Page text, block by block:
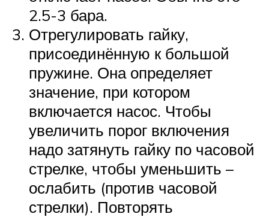
2.5-3 бара.
Отрегулировать гайку,
присоединённую к большой
пружине. Она определяет
значение, при котором
включается насос. Чтобы
увеличить порог включения
надо затянуть гайку по часовой
стрелке, чтобы уменьшить –
ослабить (против часовой
стрелки). Повторять